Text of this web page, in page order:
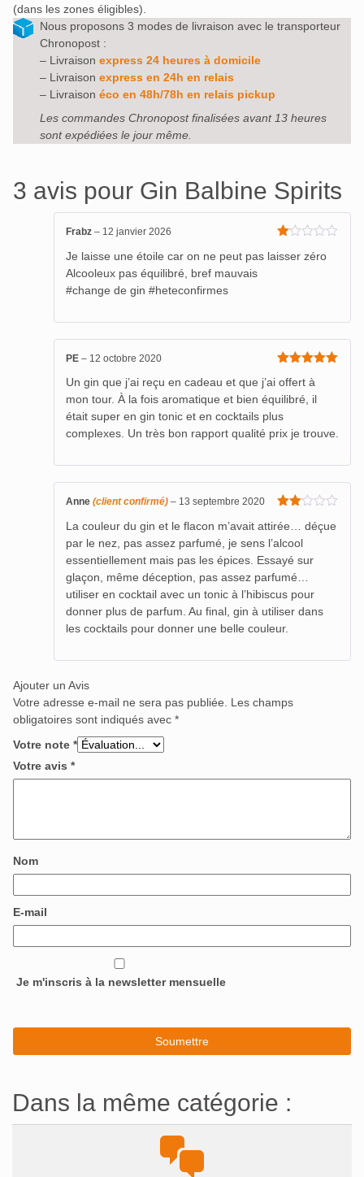
(dans les zones éligibles).
Nous proposons 3 modes de livraison avec le transporteur
Chronopost :
– Livraison express 24 heures à domicile
– Livraison express en 24h en relais
– Livraison éco en 48h/78h en relais pickup
Les commandes Chronopost finalisées avant 13 heures
sont expédiées le jour même.
3 avis pour Gin Balbine Spirits
1
Frabz – 12 janvier 2026
Je laisse une étoile car on ne peut pas laisser zéro
Alcooleux pas équilibré, bref mauvais
#change de gin #heteconfirmes
5
PE – 12 octobre 2020
Un gin que j’ai reçu en cadeau et que j’ai offert à
mon tour. À la fois aromatique et bien équilibré, il
était super en gin tonic et en cocktails plus
complexes. Un très bon rapport qualité prix je trouve.
2
sur
Anne (client confirmé) – 13 septembre 2020
La couleur du gin et le flacon m’avait attirée… déçue
par le nez, pas assez parfumé, je sens l’alcool
essentiellement mais pas les épices. Essayé sur
glaçon, même déception, pas assez parfumé…
utiliser en cocktail avec un tonic à l’hibiscus pour
donner plus de parfum. Au final, gin à utiliser dans
les cocktails pour donner une belle couleur.
Ajouter un Avis
Votre adresse e-mail ne sera pas publiée.
Les champs
obligatoires sont indiqués avec *
Votre note *
Votre avis *
Nom
E-mail
Je m'inscris à la newsletter mensuelle
Dans la même catégorie :